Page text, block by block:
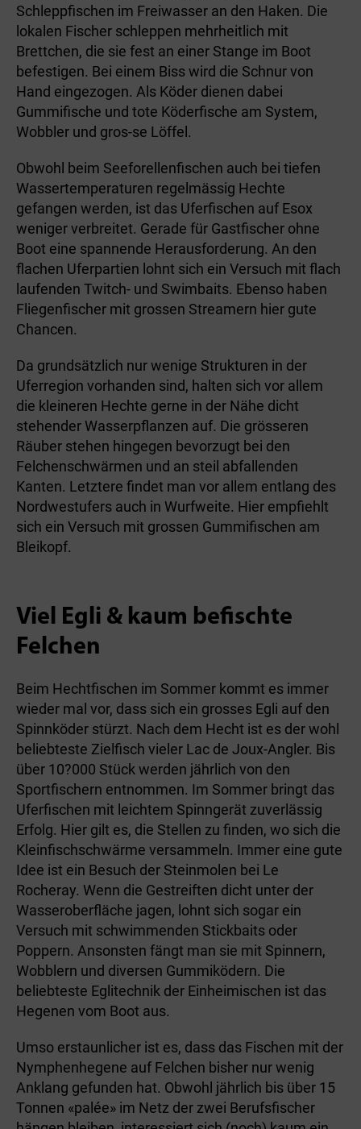
Schleppfischen im Freiwasser an den Haken. Die
lokalen Fischer schleppen mehrheitlich mit
Brettchen, die sie fest an einer Stange im Boot
befestigen. Bei einem Biss wird die Schnur von
Hand eingezogen. Als Köder dienen dabei
Gummifische und tote Köderfische am System,
Wobbler und gros-se Löffel.
Obwohl beim Seeforellenfischen auch bei tiefen
Wassertemperaturen regelmässig Hechte
gefangen werden, ist das Uferfischen auf Esox
weniger verbreitet. Gerade für Gastfischer ohne
Boot eine spannende Herausforderung. An den
flachen Uferpartien lohnt sich ein Versuch mit flach
laufenden Twitch- und Swimbaits. Ebenso haben
Fliegenfischer mit grossen Streamern hier gute
Chancen.
Da grundsätzlich nur wenige Strukturen in der
Uferregion vorhanden sind, halten sich vor allem
die kleineren Hechte gerne in der Nähe dicht
stehender Wasserpflanzen auf. Die grösseren
Räuber stehen hingegen bevorzugt bei den
Felchenschwärmen und an steil abfallenden
Kanten. Letztere findet man vor allem entlang des
Nordwestufers auch in Wurfweite. Hier empfiehlt
sich ein Versuch mit grossen Gummifischen am
Bleikopf.
Viel Egli & kaum befischte
Felchen
Beim Hechtfischen im Sommer kommt es immer
wieder mal vor, dass sich ein grosses Egli auf den
Spinnköder stürzt. Nach dem Hecht ist es der wohl
beliebteste Zielfisch vieler Lac de Joux-Angler. Bis
über 10?000 Stück werden jährlich von den
Sportfischern entnommen. Im Sommer bringt das
Uferfischen mit leichtem Spinngerät zuverlässig
Erfolg. Hier gilt es, die Stellen zu finden, wo sich die
Kleinfischschwärme versammeln. Immer eine gute
Idee ist ein Besuch der Steinmolen bei Le
Rocheray. Wenn die Gestreiften dicht unter der
Wasseroberfläche jagen, lohnt sich sogar ein
Versuch mit schwimmenden Stickbaits oder
Poppern. Ansonsten fängt man sie mit Spinnern,
Wobblern und diversen Gummiködern. Die
beliebteste Eglitechnik der Einheimischen ist das
Hegenen vom Boot aus.
Umso erstaunlicher ist es, dass das Fischen mit der
Nymphenhegene auf Felchen bisher nur wenig
Anklang gefunden hat. Obwohl jährlich bis über 15
Tonnen «palée» im Netz der zwei Berufsfischer